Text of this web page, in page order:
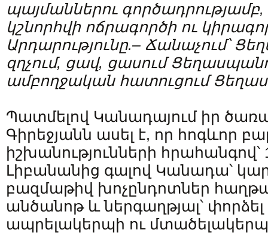
պայմաններու գործադրությամբ,
կշնորհվի ոճրագործի ու
Արդարությունը.– Ճանաչում՝
զղչում, ցավ, ցասում
ամբողջական հատուցում
Պատմելով Կանադայում իր
Գիրեջյանն ասել է, որ հոգևոր
իշխանությունների
Լիբանանից գալով Կանադա՝
բազմաթիվ խոչընդոտներ
անծանոթ և ներգաղթյալ՝
ապրելակերպի ու